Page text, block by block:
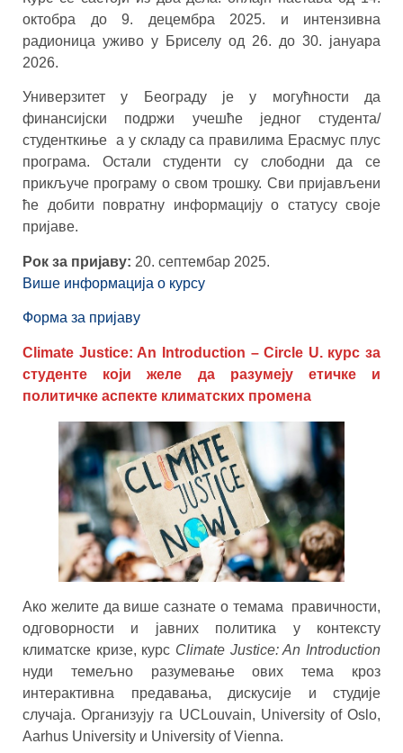
октобра до 9. децембра 2025. и интензивна
радионица уживо у Бриселу од 26. до 30. јануара
2026.
Универзитет у Београду је у могућности да
финансијски подржи учешће једног студента/
студенткиње а у складу са правилима Ерасмус плус
програма. Остали студенти су слободни да се
прикључе програму о свом трошку. Сви пријављени
ће добити повратну информацију о статусу своје
пријаве.
Рок за пријаву: 20. септембар 2025.
Више информација о курсу
Форма за пријаву
Climate Justice: An Introduction – Circle U. курс за
студенте који желе да разумеју етичке и
политичке аспекте климатских промена
Ако желите да више сазнате о темама правичности,
одговорности и јавних политика у контексту
климатске кризе, курс Climate Justice: An Introduction
нуди темељно разумевање ових тема кроз
интерактивна предавања, дискусије и студије
случаја. Организују га UCLouvain, University of Oslo,
Aarhus University и University of Vienna.